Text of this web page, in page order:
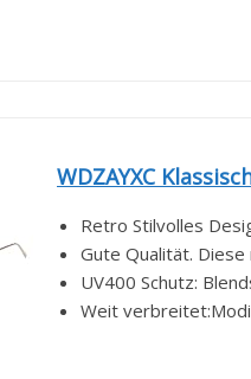
WDZAYXC
Retro Stilvolles
Gute Qualität.
UV400 Schutz:
Weit